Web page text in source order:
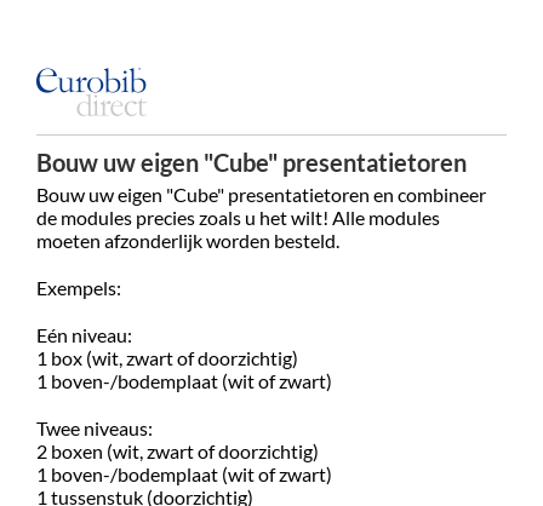
Bouw uw eigen "Cube" presentatietoren
Bouw uw eigen "Cube" presentatietoren en combineer
de modules precies zoals u het wilt! Alle modules
moeten afzonderlijk worden besteld.
Exempels:
Eén niveau:
1 box (wit, zwart of doorzichtig)
1 boven-/bodemplaat (wit of zwart)
Twee niveaus:
2 boxen (wit, zwart of doorzichtig)
1 boven-/bodemplaat (wit of zwart)
1 tussenstuk (doorzichtig)